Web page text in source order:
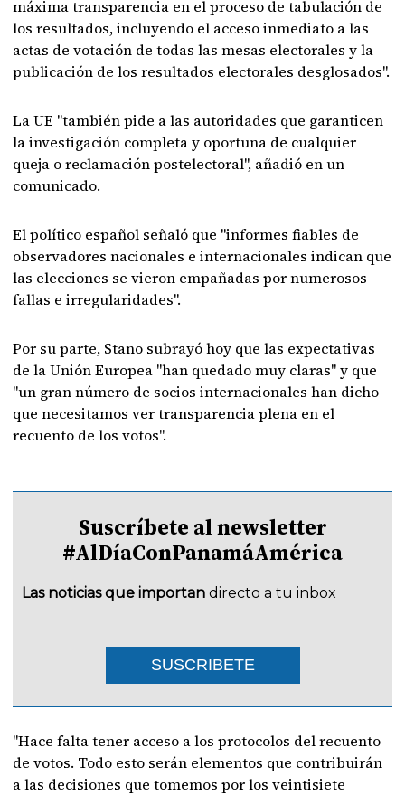
máxima transparencia en el proceso de tabulación de
los resultados, incluyendo el acceso inmediato a las
actas de votación de todas las mesas electorales y la
publicación de los resultados electorales desglosados".
La UE "también pide a las autoridades que garanticen
la investigación completa y oportuna de cualquier
queja o reclamación postelectoral", añadió en un
comunicado.
El político español señaló que "informes fiables de
observadores nacionales e internacionales indican que
las elecciones se vieron empañadas por numerosos
fallas e irregularidades".
Por su parte, Stano subrayó hoy que las expectativas
de la Unión Europea "han quedado muy claras" y que
"un gran número de socios internacionales han dicho
que necesitamos ver transparencia plena en el
recuento de los votos".
Suscríbete al newsletter
#AlDíaConPanamáAmérica
Las noticias que importan directo a tu inbox
SUSCRIBETE
"Hace falta tener acceso a los protocolos del recuento
de votos. Todo esto serán elementos que contribuirán
a las decisiones que tomemos por los veintisiete